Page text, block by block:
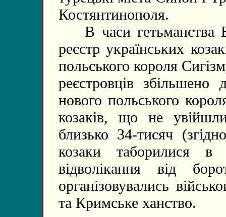
Костянтинополя.
В часи гетьманства
реєстр українських
польського короля
реєстровців
нового польського
козаків, що не
близько 34-тисяч
козаки таборилися
відволікання від
організовувались
та Кримське ханство.